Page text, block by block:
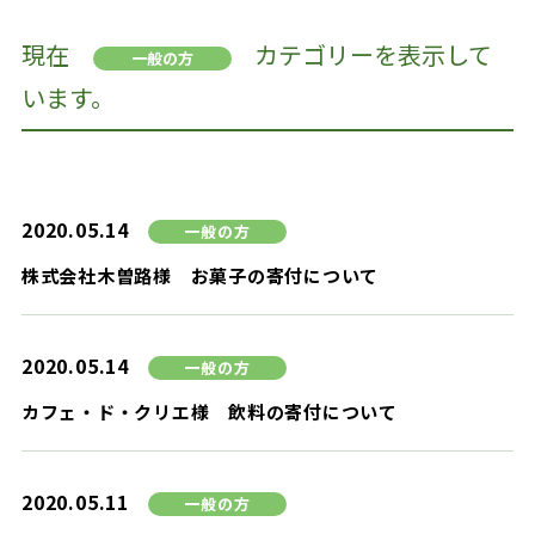
現在 一般の方
カテゴリーを表示して
います。
2020.05.14 一般の方
株式会社木曽路様 お菓子の寄付について
2020.05.14 一般の方
カフェ・ド・クリエ様 飲料の寄付について
2020.05.11 一般の方